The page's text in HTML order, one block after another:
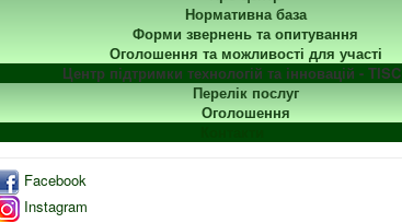
Нормативна база
Форми звернень та опитування
Оголошення та можливості для участі
Центр підтримки технологій та інновацій - TISC
Перелік послуг
Оголошення
Facebook
Instagram